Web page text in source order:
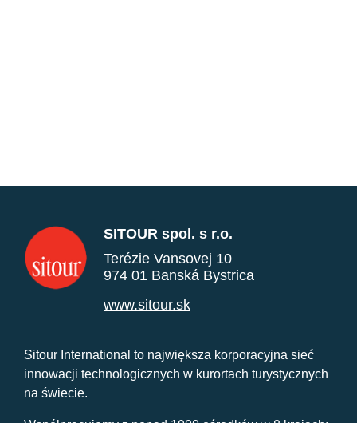
SITOUR spol. s r.o.
Terézie Vansovej 10
974 01 Banská Bystrica
www.sitour.sk
Sitour International to największa korporacyjna sieć
innowacji technologicznych w kurortach turystycznych
na świecie.